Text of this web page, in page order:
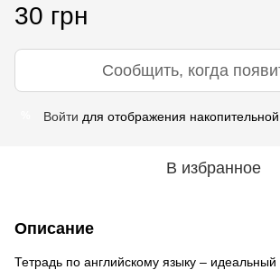
30 грн
Сообщить, когда
Войти для отображения накопительной
В избранное
Описание
Тетрадь по английскому языку –